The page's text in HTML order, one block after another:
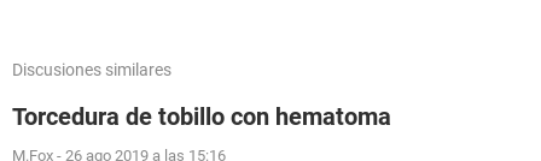
Discusiones similares
Torcedura de tobillo con hematoma
M.Fox - 26 ago 2019 a las 15:16